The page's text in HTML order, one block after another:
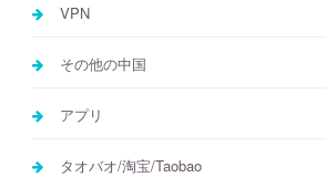
VPN
その他の中国
アプリ
タオバオ/淘宝/Taobao